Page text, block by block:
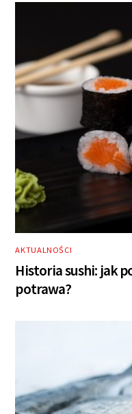
AKTUALNOŚCI
Historia sushi: jak
potrawa?